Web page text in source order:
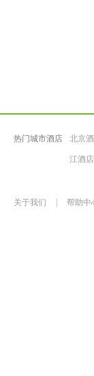
热门城市酒店 北京
江酒店
关于我们
帮助中